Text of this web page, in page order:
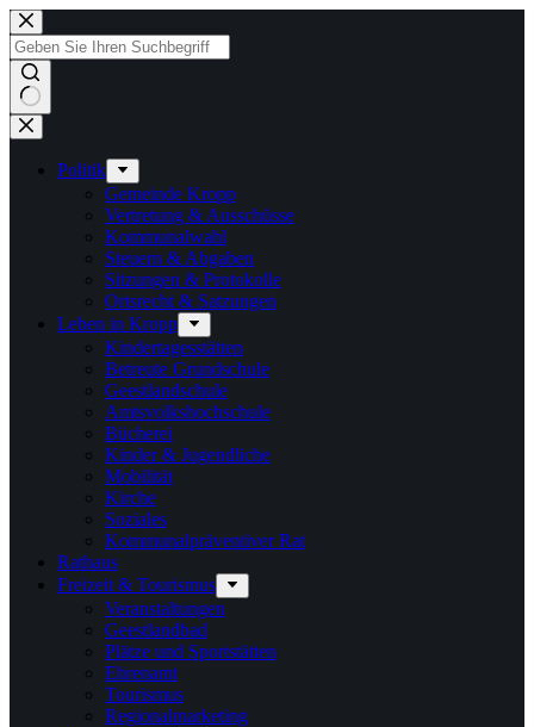
Zum
Inhalt
springen
Keine
Ergebnisse
Politik
Gemeinde Kropp
Vertretung & Ausschüsse
Kommunalwahl
Steuern & Abgaben
Sitzungen & Protokolle
Ortsrecht & Satzungen
Leben in Kropp
Kindertagesstätten
Betreute Grundschule
Geestlandschule
Amtsvolkshochschule
Bücherei
Kinder & Jugendliche
Mobilität
Kirche
Soziales
Kommunalpräventiver Rat
Rathaus
Freizeit & Tourismus
Veranstaltungen
Geestlandbad
Plätze und Sportstätten
Ehrenamt
Tourismus
Regionalmarketing